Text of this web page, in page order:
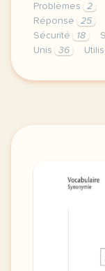
Problèmes
2
Réponse
25
Sécurité
18
Unis
36
le respect